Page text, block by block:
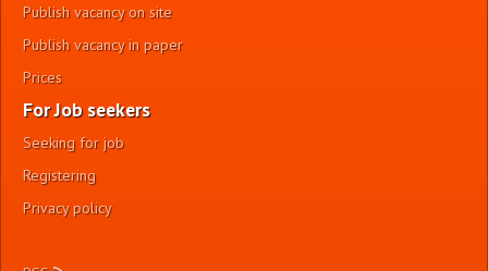
Publish vacancy on site
Publish vacancy in paper
Prices
For Job seekers
Seeking for job
Registering
Privacy policy